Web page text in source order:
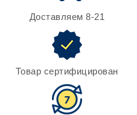
Доставляем 8-21
Товар сертифицирован